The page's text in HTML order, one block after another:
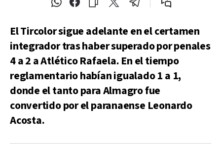
El Tircolor sigue adelante en el certamen
integrador tras haber superado por penales
4 a 2 a Atlético Rafaela. En el tiempo
reglamentario habían igualado 1 a 1,
donde el tanto para Almagro fue
convertido por el paranaense Leonardo
Acosta.